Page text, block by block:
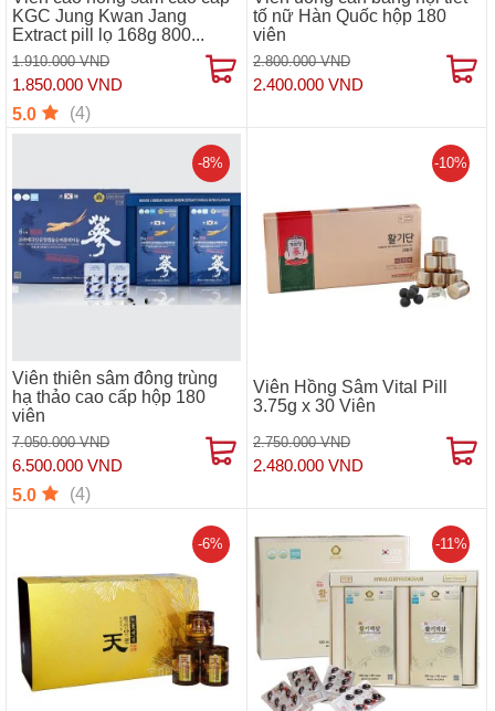
KGC Jung Kwan Jang
Extract pill lọ 168g 800...
1.910.000 VND
1.850.000 VND
5.0
(4)
tố nữ Hàn Quốc hộp 180
viên
2.800.000 VND
2.400.000 VND
Viên thiên sâm đông trùng
hạ thảo cao cấp hộp 180
viên
7.050.000 VND
6.500.000 VND
-8%
5.0 (4)
Viên Hồng Sâm Vital Pill
3.75g x 30 Viên
2.750.000 VND
2.480.000 VND
-10%
-6% -11%